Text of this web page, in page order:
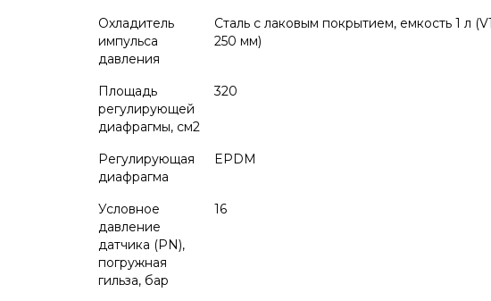
Охладитель
импульса
давления
Сталь с лаковым покрытием, емкость 1 л
250 мм)
Площадь
регулирующей
диафрагмы, см2
320
Регулирующая
диафрагма
EPDM
Условное
давление
датчика (PN),
погружная
гильза, бар
16